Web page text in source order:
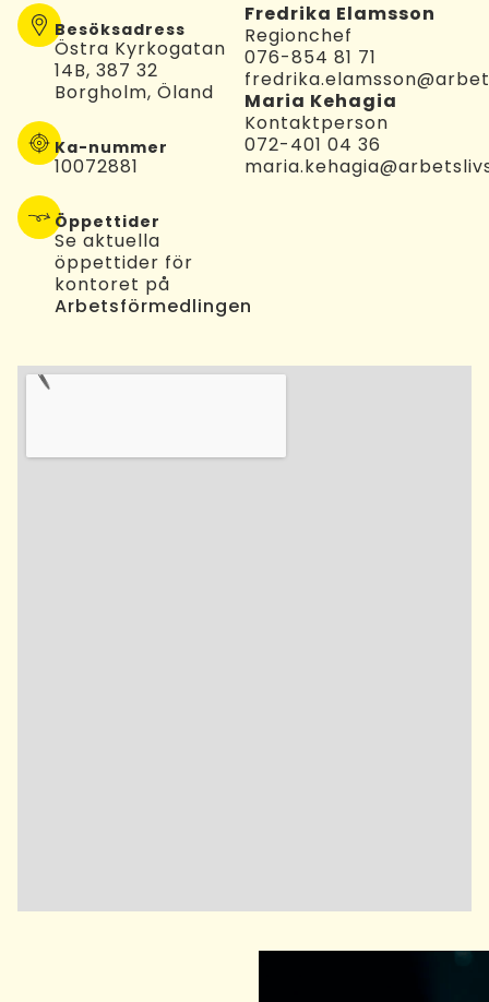
Besöksadress
Östra Kyrkogatan
14B, 387 32
Borgholm, Öland
Ka-nummer
10072881
Öppettider
Se aktuella
öppettider för
kontoret på
Arbetsförmedlingen
Fredrika Elamsson
Regionchef
076-854 81 71
Maria Kehagia
Kontaktperson
072-401 04 36